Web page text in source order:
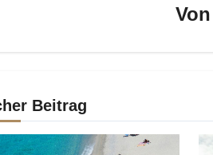
Von
Beitrag